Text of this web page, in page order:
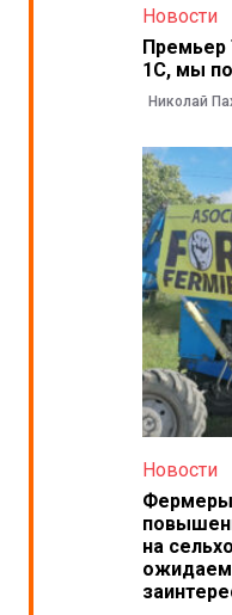
Новости
Премьер
1С, мы
Николай
Новости
Фермеры
на
ожидаем